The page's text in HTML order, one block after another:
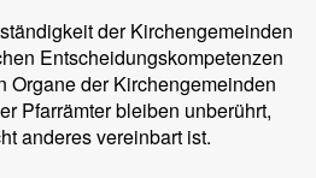
der Kirchengemeinden
Entscheidungskompetenzen
Organe der Kirchengemeinden
Pfarrämter bleiben unberührt,
anderes vereinbart ist.